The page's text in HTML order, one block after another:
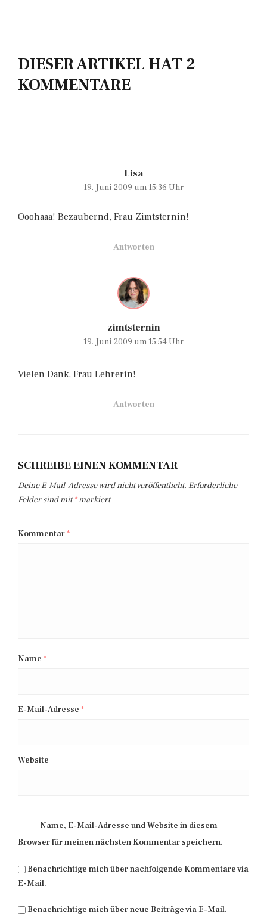
DIESER ARTIKEL HAT 2
KOMMENTARE
Lisa
19. Juni 2009 um 15:36 Uhr
Ooohaaa! Bezaubernd, Frau Zimtsternin!
Antworten
zimtsternin
19. Juni 2009 um 15:54 Uhr
Vielen Dank, Frau Lehrerin!
Antworten
SCHREIBE EINEN KOMMENTAR
Deine E-Mail-Adresse wird nicht veröffentlicht. Erforderliche
Felder sind mit*markiert
Kommentar*
Name *
E-Mail-Adresse *
Website
Name, E-Mail-Adresse und Website in diesem
Browser für meinen nächsten Kommentar speichern.
Benachrichtige mich über nachfolgende Kommentare via
E-Mail.
Benachrichtige mich über neue Beiträge via E-Mail.